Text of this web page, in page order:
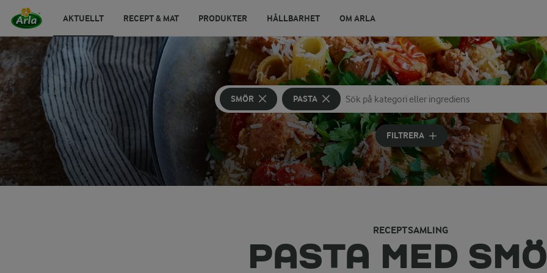
AKTUELLT RECEPT & MAT PRODUKTER HÅLLBARHET OM ARLA
SMÖR PASTA
Sök på kategori eller ingrediens
Skriv in sökord för att få förslag
FILTRERA
RECEPTSAMLING
PASTA MED